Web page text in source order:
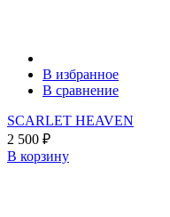
В избранное
В сравнение
SCARLET HEAVEN
2 500 ₽
В корзину